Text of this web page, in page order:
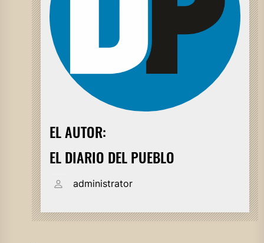
EL AUTOR:
EL DIARIO DEL PUEBLO
administrator